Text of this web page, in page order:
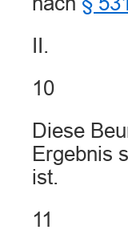
II.
10
Diese
Ergebnis
ist.
11